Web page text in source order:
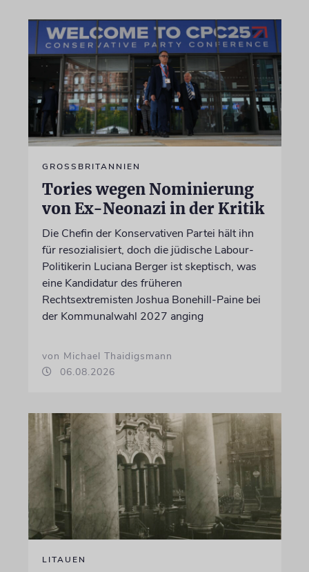
GROSSBRITANNIEN
Tories wegen Nominierung
von Ex-Neonazi in der Kritik
Die Chefin der Konservativen Partei hält ihn
für resozialisiert, doch die jüdische Labour-
Politikerin Luciana Berger ist skeptisch, was
eine Kandidatur des früheren
Rechtsextremisten Joshua Bonehill-Paine bei
der Kommunalwahl 2027 anging
von Michael Thaidigsmann
06.08.2026
LITAUEN